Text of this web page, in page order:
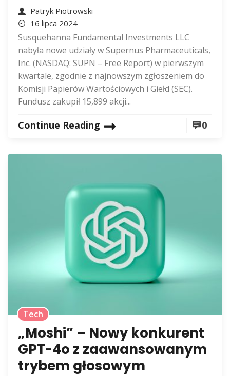
Patryk Piotrowski
16 lipca 2024
Susquehanna Fundamental Investments LLC
nabyła nowe udziały w Supernus Pharmaceuticals,
Inc. (NASDAQ: SUPN – Free Report) w pierwszym
kwartale, zgodnie z najnowszym zgłoszeniem do
Komisji Papierów Wartościowych i Giełd (SEC).
Fundusz zakupił 15,899 akcji...
Continue Reading 0
Tech
„Moshi” – Nowy konkurent
GPT-4o z zaawansowanym
trybem głosowym